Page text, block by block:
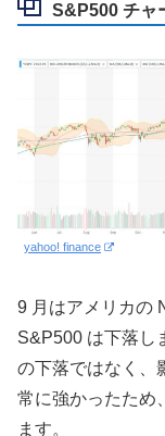
S&P500 チャ
yahoo! finance
9 月はアメリカの
S&P500 は下落し
の下落ではなく、
常に強かったため
ます。